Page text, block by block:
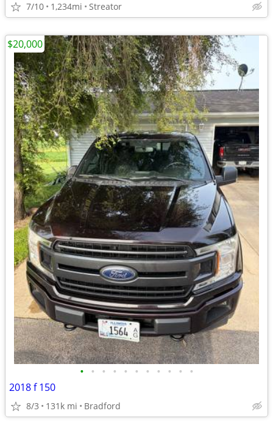
7/10 1,234mi Streator
• • • • • • • • • • •
2018 f 150
8/3 131k mi Bradford
$20,000